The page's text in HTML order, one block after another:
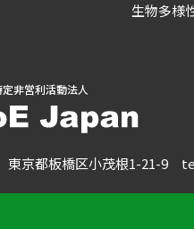
生物多様
非営利活動法人
東京都板橋区小茂根1-21-9